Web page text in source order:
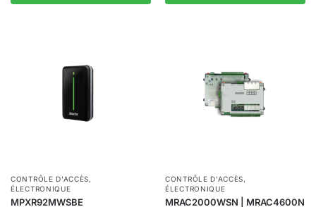
CONTRÔLE D'ACCÈS,
ÉLECTRONIQUE
MPXR92MWSBE
CONTRÔLE D'ACCÈS,
ÉLECTRONIQUE
MRAC2000WSN | MRAC4600N